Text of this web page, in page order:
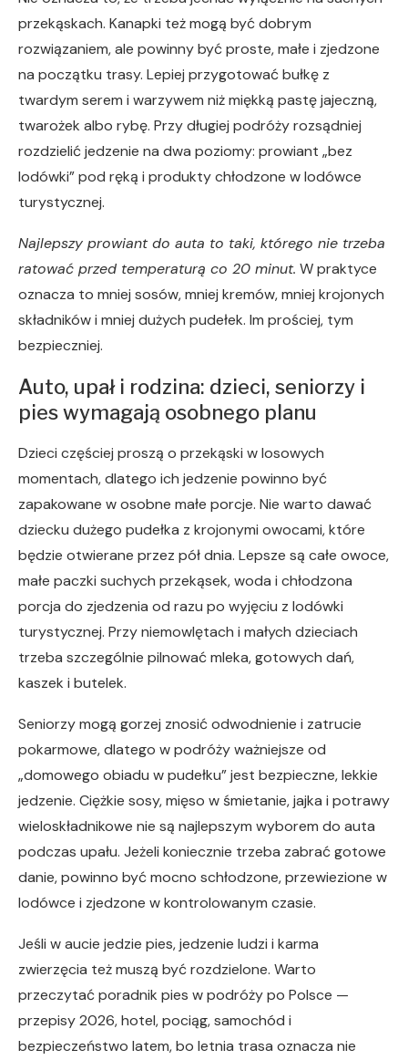
przekąskach. Kanapki też mogą być dobrym
rozwiązaniem, ale powinny być proste, małe i zjedzone
na początku trasy. Lepiej przygotować bułkę z
twardym serem i warzywem niż miękką pastę jajeczną,
twarożek albo rybę. Przy długiej podróży rozsądniej
rozdzielić jedzenie na dwa poziomy: prowiant „bez
lodówki” pod ręką i produkty chłodzone w lodówce
turystycznej.
Najlepszy prowiant do auta to taki, którego nie trzeba
ratować przed temperaturą co 20 minut. W praktyce
oznacza to mniej sosów, mniej kremów, mniej krojonych
składników i mniej dużych pudełek. Im prościej, tym
bezpieczniej.
Auto, upał i rodzina: dzieci, seniorzy i
pies wymagają osobnego planu
Dzieci częściej proszą o przekąski w losowych
momentach, dlatego ich jedzenie powinno być
zapakowane w osobne małe porcje. Nie warto dawać
dziecku dużego pudełka z krojonymi owocami, które
będzie otwierane przez pół dnia. Lepsze są całe owoce,
małe paczki suchych przekąsek, woda i chłodzona
porcja do zjedzenia od razu po wyjęciu z lodówki
turystycznej. Przy niemowlętach i małych dzieciach
trzeba szczególnie pilnować mleka, gotowych dań,
kaszek i butelek.
Seniorzy mogą gorzej znosić odwodnienie i zatrucie
pokarmowe, dlatego w podróży ważniejsze od
„domowego obiadu w pudełku” jest bezpieczne, lekkie
jedzenie. Ciężkie sosy, mięso w śmietanie, jajka i potrawy
wieloskładnikowe nie są najlepszym wyborem do auta
podczas upału. Jeżeli koniecznie trzeba zabrać gotowe
danie, powinno być mocno schłodzone, przewiezione w
lodówce i zjedzone w kontrolowanym czasie.
Jeśli w aucie jedzie pies, jedzenie ludzi i karma
zwierzęcia też muszą być rozdzielone. Warto
przeczytać poradnik pies w podróży po Polsce —
przepisy 2026, hotel, pociąg, samochód i
bezpieczeństwo latem, bo letnia trasa oznacza nie